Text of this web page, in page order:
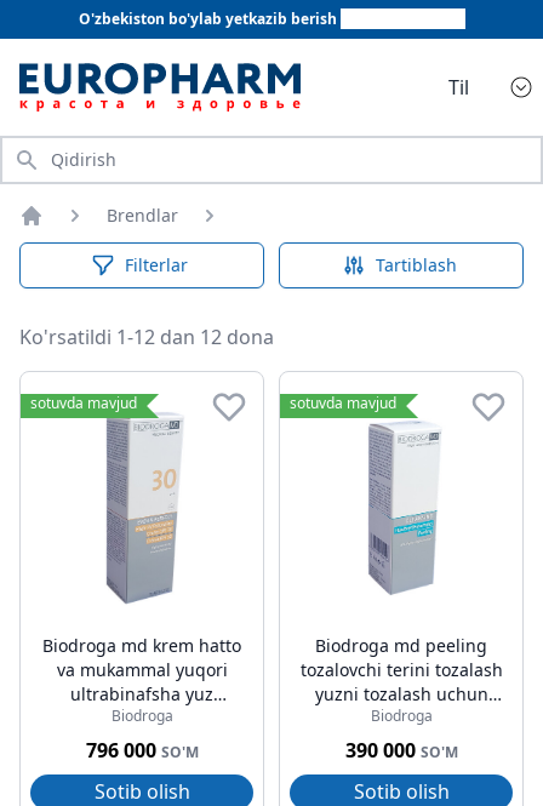
O'zbekiston bo'ylab yetkazib berish
Til
Qidirish
Bosh sahifa
Brendlar
Filterlar Tartiblash
Ko'rsatildi 1-12 dan 12 dona
sotuvda mavjud
Biodroga md krem hatto
va mukammal yuqori
ultrabinafsha yuz
quyoshdan himoyalovchi
spf 30 75ml
Biodroga
796 000 SO'M
Sotib olish
sotuvda mavjud
Biodroga md peeling
tozalovchi terini tozalash
yuzni tozalash uchun
30ml
Biodroga
390 000 SO'M
Sotib olish